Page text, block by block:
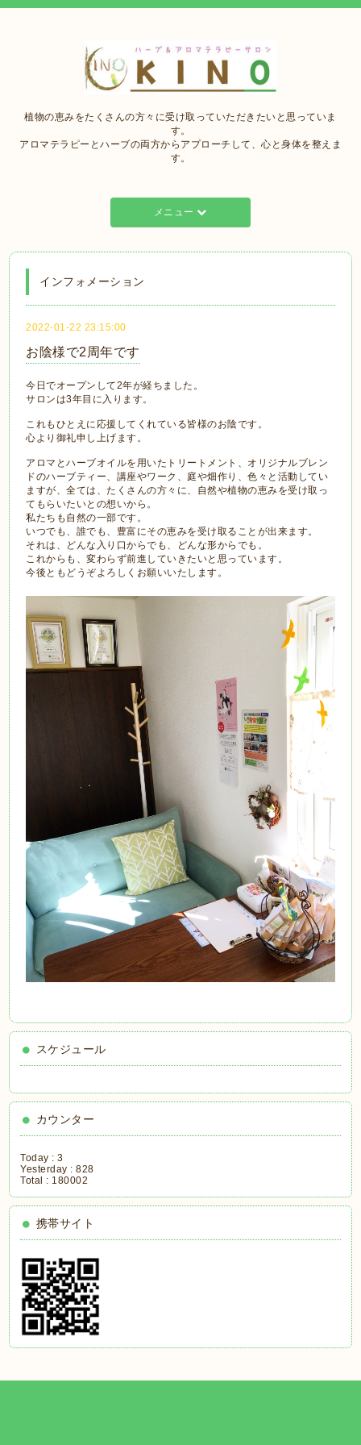
植物の恵みをたくさんの方々に受け取っていただきたいと思っていま
す。
アロマテラピーとハーブの両方からアプローチして、心と身体を整えま
す。
メニュー
インフォメーション
2022-01-22 23:15:00
お陰様で2周年です
今日でオープンして2年が経ちました。
サロンは3年目に入ります。
これもひとえに応援してくれている皆様のお陰です。
心より御礼申し上げます。
アロマとハーブオイルを用いたトリートメント、オリジナルブレン
ドのハーブティー、講座やワーク、庭や畑作り、色々と活動してい
ますが、全ては、たくさんの方々に、自然や植物の恵みを受け取っ
てもらいたいとの想いから。
私たちも自然の一部です。
いつでも、誰でも、豊富にその恵みを受け取ることが出来ます。
それは、どんな入り口からでも、どんな形からでも。
これからも、変わらず前進していきたいと思っています。
今後ともどうぞよろしくお願いいたします。
スケジュール
カウンター
Today :3
Yesterday :828
Total : 180002
携帯サイト